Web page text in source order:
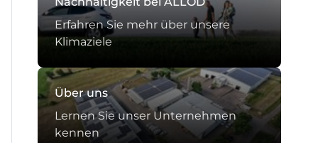
Erfahren Sie mehr über unsere
Klimaziele
Über uns
Lernen Sie unser Unternehmen
kennen